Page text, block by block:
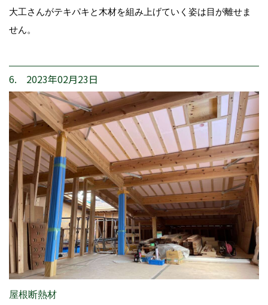
大工さんがテキパキと木材を組み上げていく姿は目が離せま
せん。
6. 2023年02月23日
屋根断熱材